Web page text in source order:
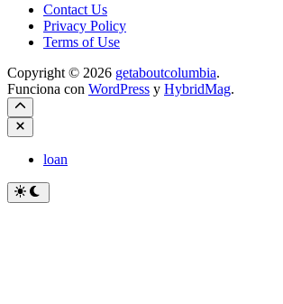
Contact Us
Privacy Policy
Terms of Use
Copyright © 2026 getaboutcolumbia.
Funciona con WordPress y HybridMag.
Cerrar
loan
Cambiar
a